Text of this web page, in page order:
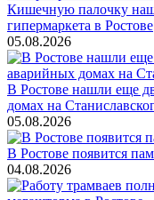
Кишечную палочку
гипермаркета в Ростове
05.08.2026
В Ростове нашли еще
домах на
05.08.2026
В Ростове появится
04.08.2026